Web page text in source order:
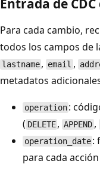
Entrada de
Para cada cambio,
todos los campos de
lastname , email ,
metadatos
operation :
( DELETE , APPEND ,
operation_date :
para cada